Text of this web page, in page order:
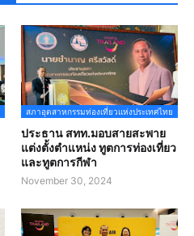
สภาอุตสาหกรรมท่องเที่ยวแห่งประเทศไทย
ประธาน สทท.มอบสายสะพาย
แต่งตั้งตำแหน่ง ทูตการท่องเที่ยว
และทูตการกีฬา
November 30, 2024